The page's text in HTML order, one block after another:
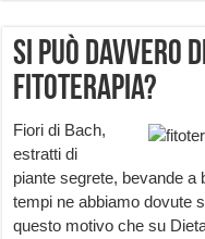
Si può davvero
fitoterapia?
Fiori di Bach,
estratti di
piante segrete, bevande a
tempi ne abbiamo dovute
questo motivo che su